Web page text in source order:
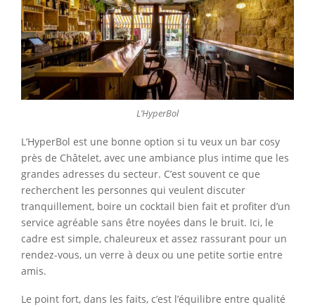
L’HyperBol
L’HyperBol est une bonne option si tu veux un bar cosy
près de Châtelet, avec une ambiance plus intime que les
grandes adresses du secteur. C’est souvent ce que
recherchent les personnes qui veulent discuter
tranquillement, boire un cocktail bien fait et profiter d’un
service agréable sans être noyées dans le bruit. Ici, le
cadre est simple, chaleureux et assez rassurant pour un
rendez-vous, un verre à deux ou une petite sortie entre
amis.
Le point fort, dans les faits, c’est l’équilibre entre qualité